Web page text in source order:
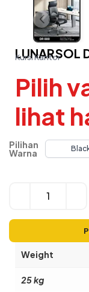
LUNARSOL
Kursi Kantor
Pilih
lihat
Pilihan
Warna
Alternative:
Weight
25 kg